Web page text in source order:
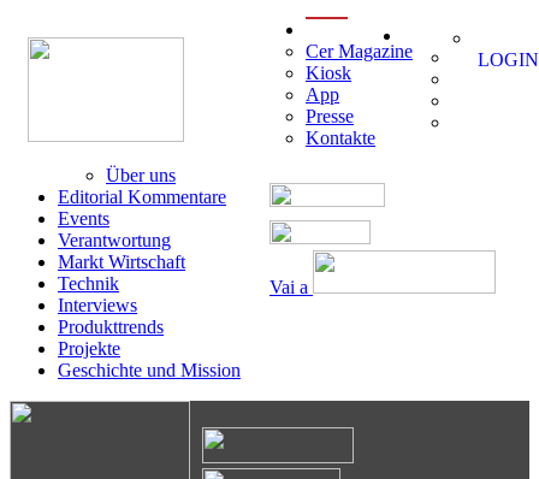
Vai a
Cer Magazine
Kiosk
App
Presse
Kontakte
Über uns
Editorial Kommentare
Events
Verantwortung
Markt Wirtschaft
Technik
Interviews
Produkttrends
Projekte
Geschichte und Mission
LOGIN